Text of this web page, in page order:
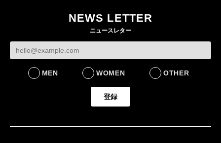
ケットなど7型を発売
をラインナップ
NEWS LETTER
ニュースレター
MEN WOMEN OTHER
登録